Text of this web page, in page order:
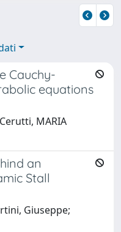
Cauchy-
equations
MARIA
an
Stall
Giuseppe;